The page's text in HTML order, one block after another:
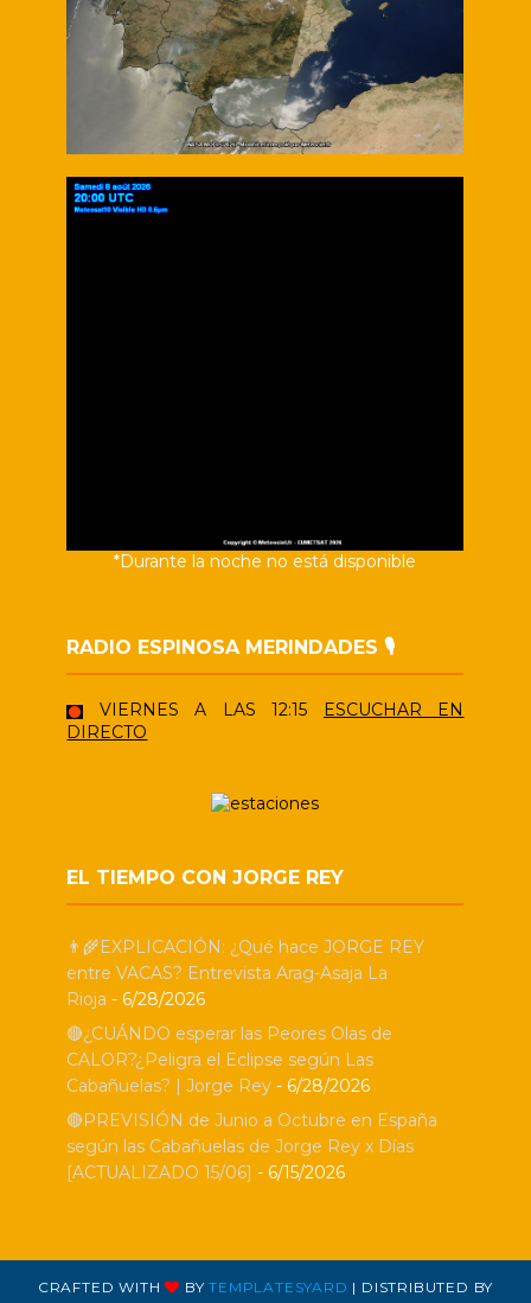
*Durante la noche no está disponible
RADIO ESPINOSA MERINDADES 🎙️
VIERNES A LAS 12:15
ESCUCHAR EN
DIRECTO
EL TIEMPO CON JORGE REY
👨‍🌾EXPLICACIÓN: ¿Qué hace JORGE REY
entre VACAS? Entrevista Arag-Asaja La
Rioja - 6/28/2026
🔴¿CUÁNDO esperar las Peores Olas de
CALOR?¿Peligra el Eclipse según Las
Cabañuelas? | Jorge Rey - 6/28/2026
🔴PREVISIÓN de Junio a Octubre en España
según las Cabañuelas de Jorge Rey x Días
[ACTUALIZADO 15/06] - 6/15/2026
CRAFTED WITH BYTEMPLATESYARD | DISTRIBUTED BY